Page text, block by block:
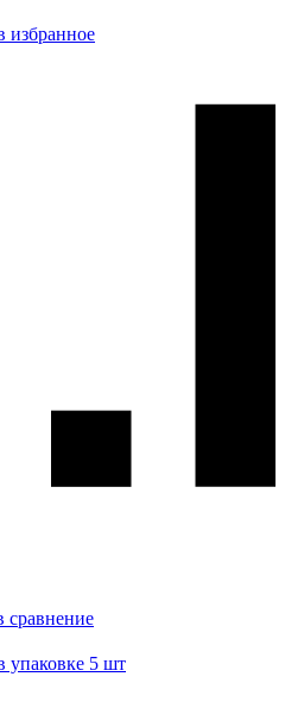
избранное
сравнение
упаковке 5 шт